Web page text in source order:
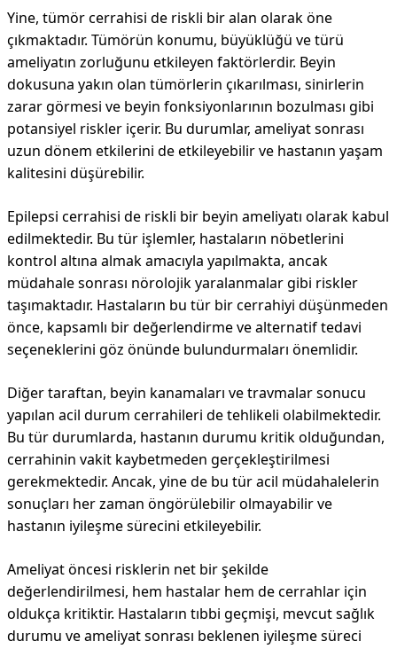
Yine, tümör cerrahisi de riskli bir alan olarak öne
çıkmaktadır. Tümörün konumu, büyüklüğü ve türü
ameliyatın zorluğunu etkileyen faktörlerdir. Beyin
dokusuna yakın olan tümörlerin çıkarılması, sinirlerin
zarar görmesi ve beyin fonksiyonlarının bozulması gibi
potansiyel riskler içerir. Bu durumlar, ameliyat sonrası
uzun dönem etkilerini de etkileyebilir ve hastanın yaşam
kalitesini düşürebilir.
Epilepsi cerrahisi de riskli bir beyin ameliyatı olarak kabul
edilmektedir. Bu tür işlemler, hastaların nöbetlerini
kontrol altına almak amacıyla yapılmakta, ancak
müdahale sonrası nörolojik yaralanmalar gibi riskler
taşımaktadır. Hastaların bu tür bir cerrahiyi düşünmeden
önce, kapsamlı bir değerlendirme ve alternatif tedavi
seçeneklerini göz önünde bulundurmaları önemlidir.
Diğer taraftan, beyin kanamaları ve travmalar sonucu
yapılan acil durum cerrahileri de tehlikeli olabilmektedir.
Bu tür durumlarda, hastanın durumu kritik olduğundan,
cerrahinin vakit kaybetmeden gerçekleştirilmesi
gerekmektedir. Ancak, yine de bu tür acil müdahalelerin
sonuçları her zaman öngörülebilir olmayabilir ve
hastanın iyileşme sürecini etkileyebilir.
Ameliyat öncesi risklerin net bir şekilde
değerlendirilmesi, hem hastalar hem de cerrahlar için
oldukça kritiktir. Hastaların tıbbi geçmişi, mevcut sağlık
durumu ve ameliyat sonrası beklenen iyileşme süreci